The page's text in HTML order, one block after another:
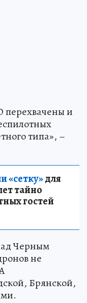
и
типа», –
«сетку»для
тайно
гостей
Черным
не
Брянской,